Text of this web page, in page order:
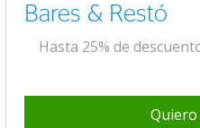
Bares & Restó
Hasta 25% de
Quiero